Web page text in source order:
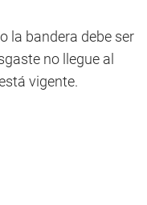
la bandera debe ser
no llegue al
vigente.